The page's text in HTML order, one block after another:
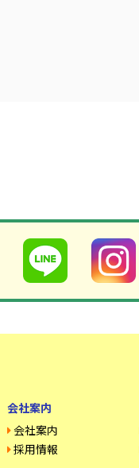
会社案内
会社案内
採用情報